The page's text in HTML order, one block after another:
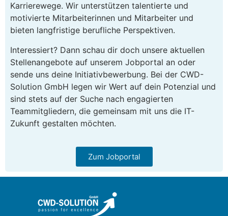
Karrierewege. Wir unterstützen talentierte und
motivierte Mitarbeiterinnen und Mitarbeiter und
bieten langfristige berufliche Perspektiven.
Interessiert? Dann schau dir doch unsere aktuellen
Stellenangebote auf unserem Jobportal an oder
sende uns deine Initiativbewerbung. Bei der CWD-
Solution GmbH legen wir Wert auf dein Potenzial und
sind stets auf der Suche nach engagierten
Teammitgliedern, die gemeinsam mit uns die IT-
Zukunft gestalten möchten.
Zum Jobportal